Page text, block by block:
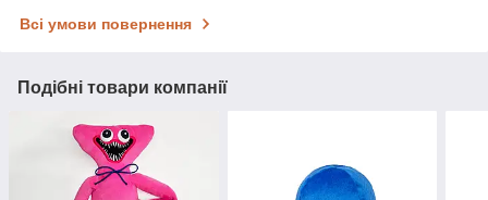
Всі умови повернення
Подібні товари компанії